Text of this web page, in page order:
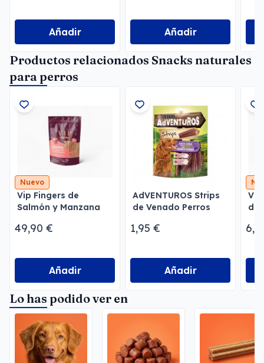
Añadir Añadir
Productos relacionados Snacks naturales
para perros
Nuevo
Vip Fingers de
Salmón y Manzana
49,90 €
Añadir
AdVENTUROS Strips
de Venado Perros
1,95 €
Añadir
de
Lo has podido ver en